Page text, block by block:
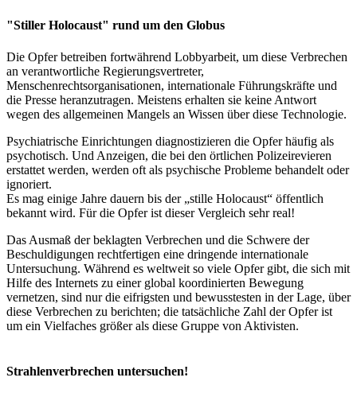
"Stiller Holocaust" rund um den Globus
Die Opfer betreiben fortwährend Lobbyarbeit, um diese Verbrechen
an verantwortliche Regierungsvertreter,
Menschenrechtsorganisationen, internationale Führungskräfte und
die Presse heranzutragen. Meistens erhalten sie keine Antwort
wegen des allgemeinen Mangels an Wissen über diese Technologie.
Psychiatrische Einrichtungen diagnostizieren die Opfer häufig als
psychotisch. Und Anzeigen, die bei den örtlichen Polizeirevieren
erstattet werden, werden oft als psychische Probleme behandelt oder
ignoriert.
Es mag einige Jahre dauern bis der „stille Holocaust“ öffentlich
bekannt wird. Für die Opfer ist dieser Vergleich sehr real!
Das Ausmaß der beklagten Verbrechen und die Schwere der
Beschuldigungen rechtfertigen eine dringende internationale
Untersuchung. Während es weltweit so viele Opfer gibt, die sich mit
Hilfe des Internets zu einer global koordinierten Bewegung
vernetzen, sind nur die eifrigsten und bewusstesten in der Lage, über
diese Verbrechen zu berichten; die tatsächliche Zahl der Opfer ist
um ein Vielfaches größer als diese Gruppe von Aktivisten.
Strahlenverbrechen untersuchen!